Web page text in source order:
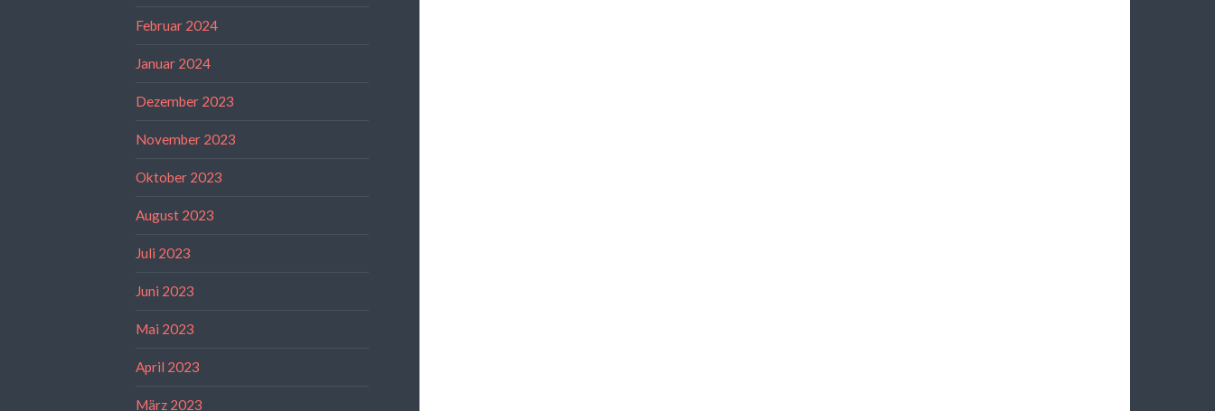
Februar 2024
Januar 2024
Dezember 2023
November 2023
Oktober 2023
August 2023
Juli 2023
Juni 2023
Mai 2023
April 2023
März 2023